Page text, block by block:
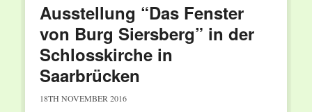
Ausstellung “Das Fenster
von Burg Siersberg” in der
Schlosskirche in
Saarbrücken
18TH NOVEMBER 2016